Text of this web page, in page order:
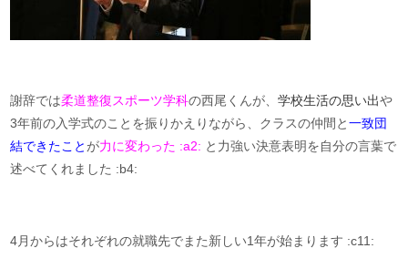
謝辞では柔道整復スポーツ学科の西尾くんが、学校生活の思い出や
3年前の入学式のことを振りかえりながら、クラスの仲間と一致団
結できたこと が力に変わった :a2: と力強い決意表明を自分の言葉で
述べてくれました :b4:
4月からはそれぞれの就職先でまた新しい1年が始まります :c11: